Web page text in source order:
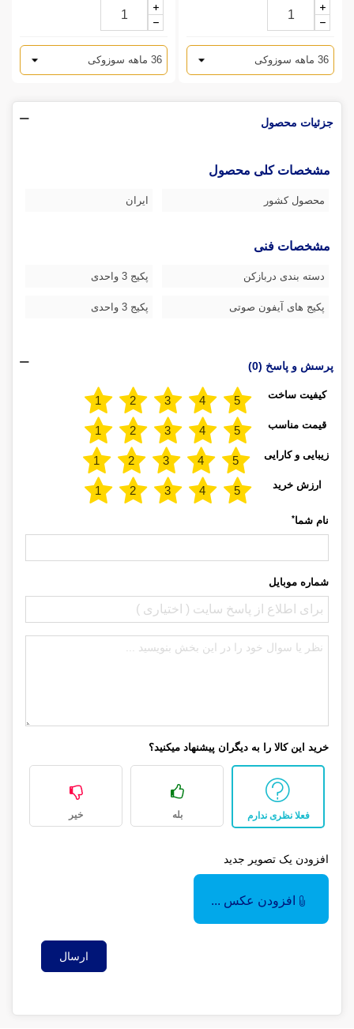
جزئیات محصول
مشخصات کلی محصول
محصول کشور ایران
مشخصات فنی
دسته بندی دربازکن پکیج 3 واحدی
پکیج های آیفون صوتی پکیج 3 واحدی
پرسش و پاسخ (0)
کیفیت ساخت
قیمت مناسب
زیبایی و کارایی
ارزش خرید
نام شما*
شماره موبایل
خرید این کالا را به دیگران پیشنهاد میکنید؟
فعلا نظری ندارم بله خیر
افزودن یک تصویر جدید
افزودن عکس ...
ارسال